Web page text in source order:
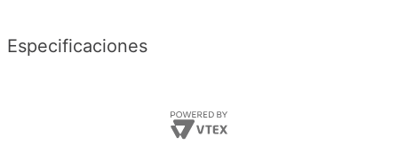
Especificaciones